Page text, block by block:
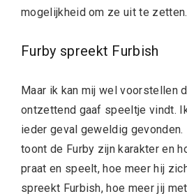
mogelijkheid om ze uit te zetten.
Furby spreekt Furbish
Maar ik kan mij wel voorstellen
ontzettend gaaf speeltje vindt.
ieder geval geweldig
toont de Furby zijn karakter en
praat en speelt, hoe meer hij
spreekt Furbish, hoe meer jij